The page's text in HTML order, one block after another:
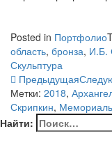
Posted in Портфолио
область, бронза, И.Б.
Скульптура
Предыдущая
Метки: 2018,
Скрипкин,
Найти: